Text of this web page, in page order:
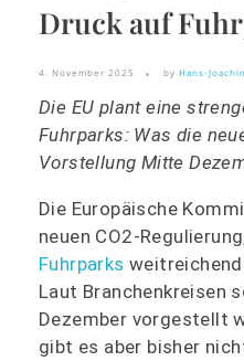
Druck auf
4. November 2025 by Hans-
Die EU plant eine
Fuhrparks: Was die
Vorstellung Mitte
Die Europäische
neuen CO2-
Fuhrparks
Laut Branchenkreisen
Dezember vorgestellt
gibt es aber bisher